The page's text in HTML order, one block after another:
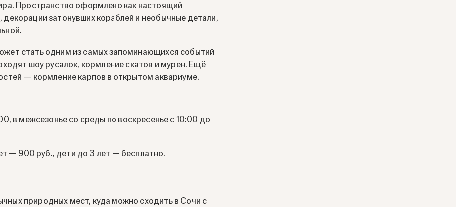
Пространство оформлено как настоящий
затонувших кораблей и необычные детали,
стать одним из самых запоминающихся событий
шоу русалок, кормление скатов и мурен. Ещё
— кормление карпов в открытом аквариуме.
в межсезонье со среды по воскресенье с 10:00 до
— 900 руб., дети до 3 лет — бесплатно.
природных мест, куда можно сходить в Сочи с